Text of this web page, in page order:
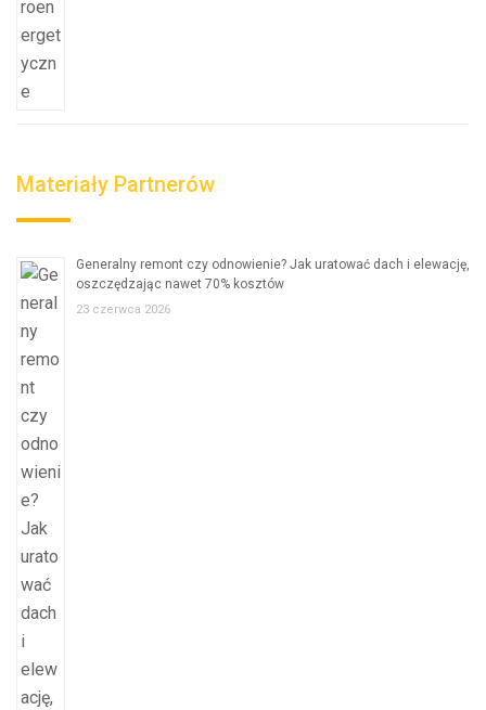
Materiały Partnerów
Generalny remont czy odnowienie? Jak uratować dach i elewację,
oszczędzając nawet 70% kosztów
23 czerwca 2026